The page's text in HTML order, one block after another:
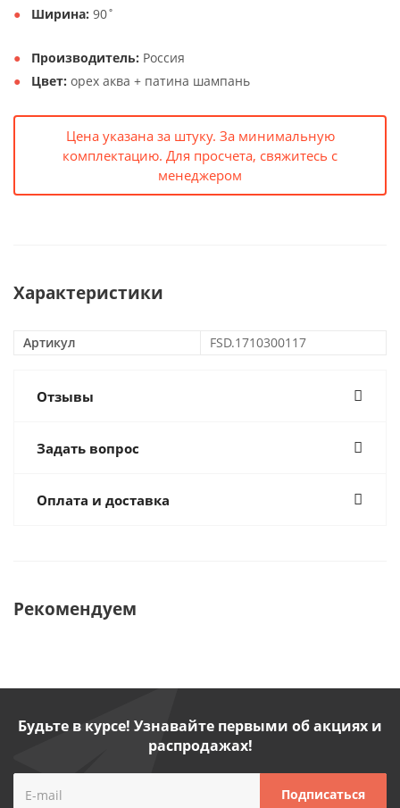
Ширина: 90˚
Производитель: Россия
Цвет: орех аква + патина шампань
Цена указана за штуку. За минимальную
комплектацию. Для просчета, свяжитесь с
менеджером
Характеристики
Артикул FSD.1710300117
Отзывы
Задать вопрос
Оплата и доставка
Рекомендуем
Будьте в курсе! Узнавайте первыми об акциях и
распродажах!